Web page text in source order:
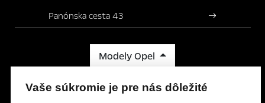
Panónska cesta 43
Modely Opel
Vaše súkromie je pre nás dôležité